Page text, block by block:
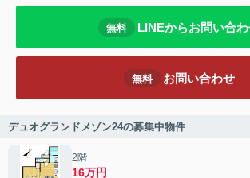
無料 LINEからお問い合
無料 お問い合わせ
デュオグランドメゾン24の募集中物件
2階
16万円